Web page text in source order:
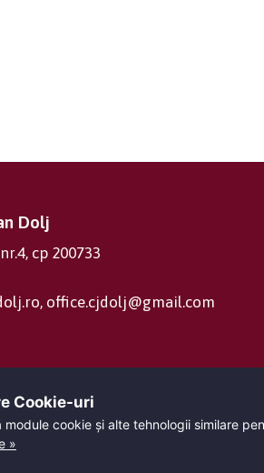
Dolj
cp 200733
office.cjdolj@gmail.com
Cookie-uri‎
module cookie și alte tehnologii similare
»